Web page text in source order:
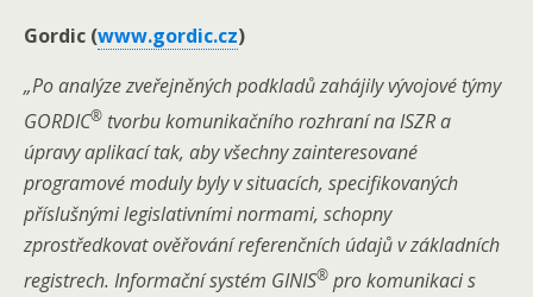
Gordic (www.gordic.cz)
„Po analýze zveřejněných podkladů zahájily vývojové týmy
GORDIC® tvorbu komunikačního rozhraní na ISZR a
úpravy aplikací tak, aby všechny zainteresované
programové moduly byly v situacích, specifikovaných
příslušnými legislativními normami, schopny
zprostředkovat ověřování referenčních údajů v základních
registrech. Informační systém GINIS® pro komunikaci s